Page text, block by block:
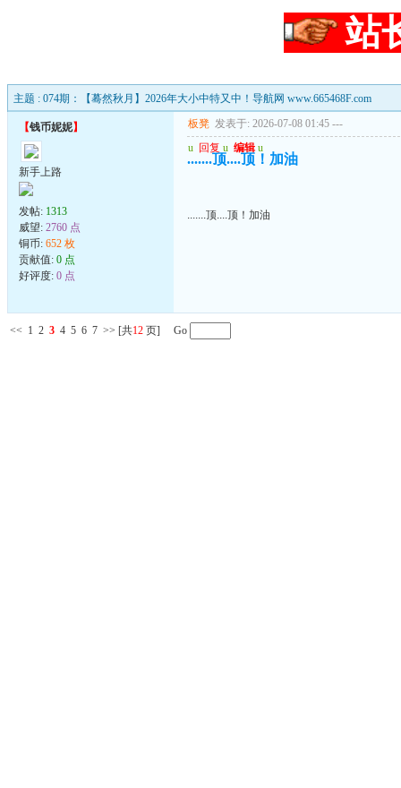
站
主题 : 074期：【蓦然秋月】2026年大小中特又中！导航网 www.665468F.com
【钱币妮妮】
新手上路
发帖: 1313
威望: 2760 点
铜币: 652 枚
贡献值: 0 点
好评度: 0 点
板凳 发表于: 2026-07-08 01:45 ---
u 回复 u 编辑 u
.......顶....顶！加油
.......顶....顶！加油
<< 1 2 3 4 5 6 7 >> [共12 页] Go